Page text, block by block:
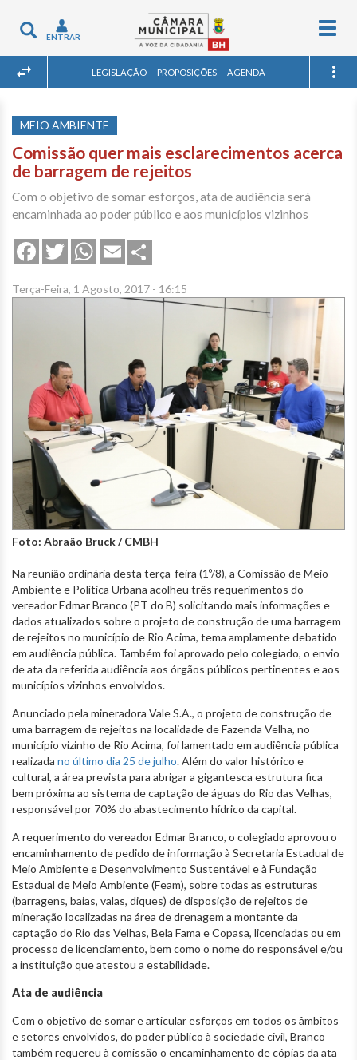
Toggle
navigation
ENTRAR
LEGISLAÇÃO PROPOSIÇÕES AGENDA
MEIO AMBIENTE
Comissão quer mais esclarecimentos acerca
de barragem de rejeitos
Com o objetivo de somar esforços, ata de audiência será
encaminhada ao poder público e aos municípios vizinhos
FacebookTwitterWhatsApp
Email
Terça-Feira, 1 Agosto, 2017 - 16:15
Foto: Abraão Bruck / CMBH
Na reunião ordinária desta terça-feira (1º/8), a Comissão de Meio
Ambiente e Política Urbana acolheu três requerimentos do
vereador Edmar Branco (PT do B) solicitando mais informações e
dados atualizados sobre o projeto de construção de uma barragem
de rejeitos no município de Rio Acima, tema amplamente debatido
em audiência pública. Também foi aprovado pelo colegiado, o envio
de ata da referida audiência aos órgãos públicos pertinentes e aos
municípios vizinhos envolvidos.
Anunciado pela mineradora Vale S.A., o projeto de construção de
uma barragem de rejeitos na localidade de Fazenda Velha, no
município vizinho de Rio Acima, foi lamentado em audiência pública
realizada no último dia 25 de julho. Além do valor histórico e
cultural, a área prevista para abrigar a gigantesca estrutura fica
bem próxima ao sistema de captação de águas do Rio das Velhas,
responsável por 70% do abastecimento hídrico da capital.
A requerimento do vereador Edmar Branco, o colegiado aprovou o
encaminhamento de pedido de informação à Secretaria Estadual de
Meio Ambiente e Desenvolvimento Sustentável e à Fundação
Estadual de Meio Ambiente (Feam), sobre todas as estruturas
(barragens, baias, valas, diques) de disposição de rejeitos de
mineração localizadas na área de drenagem a montante da
captação do Rio das Velhas, Bela Fama e Copasa, licenciadas ou em
processo de licenciamento, bem como o nome do responsável e/ou
a instituição que atestou a estabilidade.
Ata de audiência
Com o objetivo de somar e articular esforços em todos os âmbitos
e setores envolvidos, do poder público à sociedade civil, Branco
também requereu à comissão o encaminhamento de cópias da ata